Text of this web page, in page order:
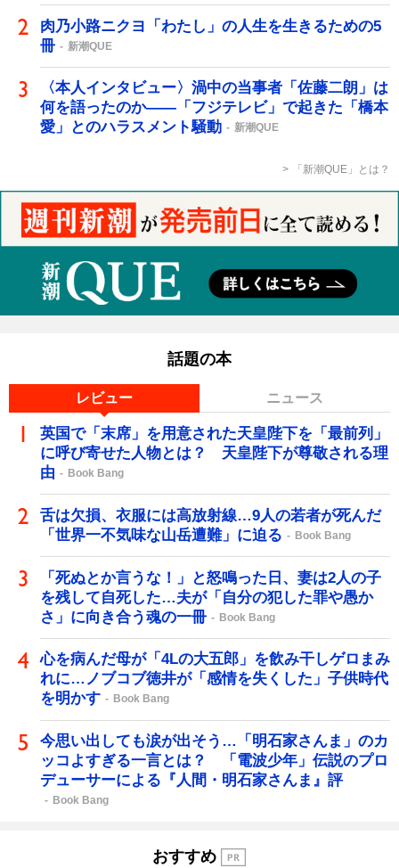
肉乃小路ニクヨ「わたし」の人生を生きるための5
冊
新潮QUE
〈本人インタビュー〉渦中の当事者「佐藤二朗」は
何を語ったのか――「フジテレビ」で起きた「橋本
愛」とのハラスメント騒動
新潮QUE
「新潮QUE」とは？
話題の本
レビュー ニュース
英国で「末席」を用意された天皇陛下を「最前列」
に呼び寄せた人物とは？ 天皇陛下が尊敬される理
由
Book Bang
舌は欠損、衣服には高放射線…9人の若者が死んだ
「世界一不気味な山岳遭難」に迫る
Book Bang
「死ぬとか言うな！」と怒鳴った日、妻は2人の子
を残して自死した…夫が「自分の犯した罪や愚か
さ」に向き合う魂の一冊
Book Bang
心を病んだ母が「4Lの大五郎」を飲み干しゲロまみ
れに…ノブコブ徳井が「感情を失くした」子供時代
を明かす
Book Bang
今思い出しても涙が出そう…「明石家さんま」のカ
ッコよすぎる一言とは？ 「電波少年」伝説のプロ
デューサーによる『人間・明石家さんま』評
Book Bang
おすすめ